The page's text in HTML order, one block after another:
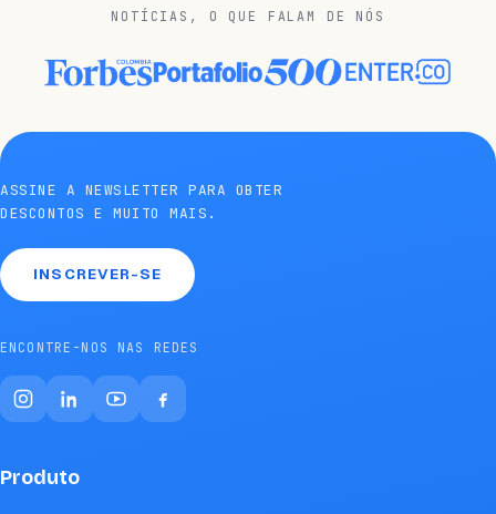
NOTÍCIAS, O QUE FALAM DE NÓS
ASSINE A NEWSLETTER PARA OBTER
DESCONTOS E MUITO MAIS.
INSCREVER-SE
ENCONTRE-NOS NAS REDES
Produto